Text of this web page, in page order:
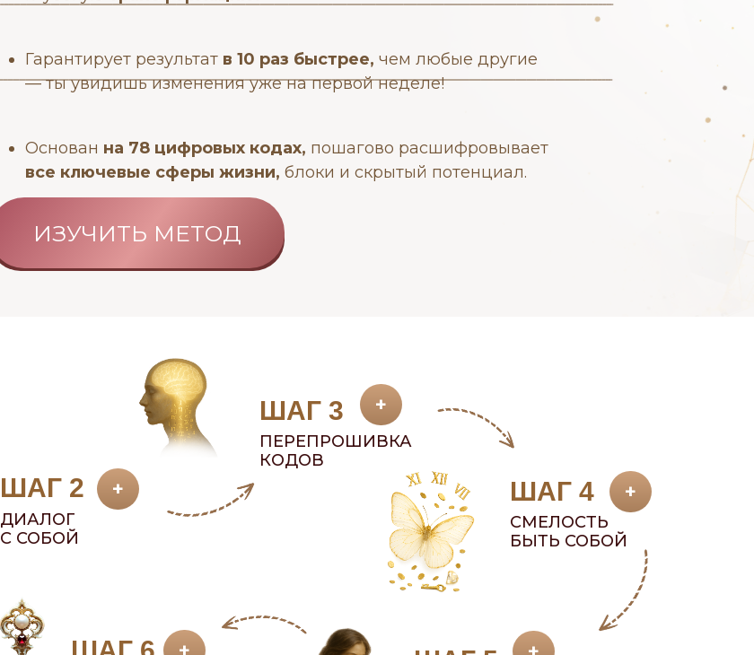
ИЗУЧИТЬ МЕТОД
Гарантирует результат в 10 раз быстрее, чем любые другие
— ты увидишь изменения уже на первой неделе!
Основан на 78 цифровых кодах, пошагово расшифровывает
все ключевые сферы жизни, блоки и скрытый потенциал.
ШАГ 2
ДИАЛОГ
С СОБОЙ
+
ПЕРЕПРОШИВКА
КОДОВ
ШАГ 3 +
ШАГ 4
СМЕЛОСТЬ
БЫТЬ СОБОЙ
+